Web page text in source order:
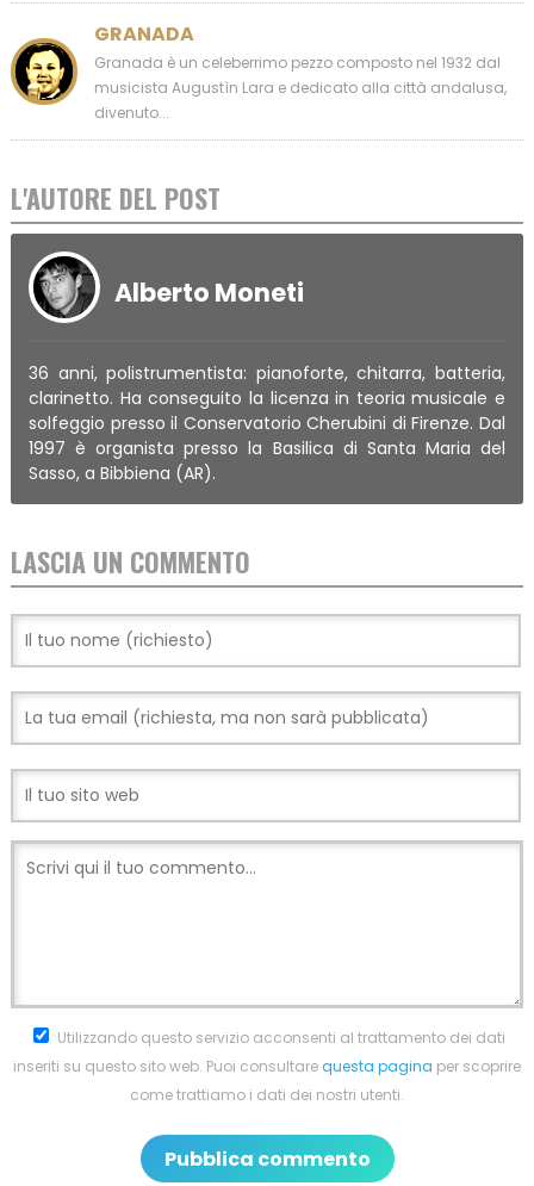
GRANADA
Granada è un celeberrimo pezzo composto nel 1932 dal
musicista Augustìn Lara e dedicato alla città andalusa,
divenuto...
L'AUTORE DEL POST
Alberto Moneti
36 anni, polistrumentista: pianoforte, chitarra, batteria,
clarinetto. Ha conseguito la licenza in teoria musicale e
solfeggio presso il Conservatorio Cherubini di Firenze. Dal
1997 è organista presso la Basilica di Santa Maria del
Sasso, a Bibbiena (AR).
LASCIA UN COMMENTO
Utilizzando questo servizio acconsenti al trattamento dei dati
inseriti su questo sito web. Puoi consultarequesta pagina per scoprire
come trattiamo i dati dei nostri utenti.